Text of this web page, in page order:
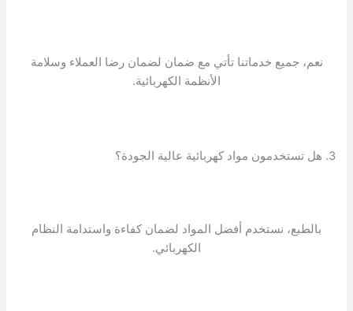
نعم، جميع خدماتنا تأتي مع ضمان لضمان رضا العملاء وسلامة
الأنظمة الكهربائية.
3. هل تستخدمون مواد كهربائية عالية الجودة؟
بالطبع، نستخدم أفضل المواد لضمان كفاءة واستدامة النظام
الكهربائي.